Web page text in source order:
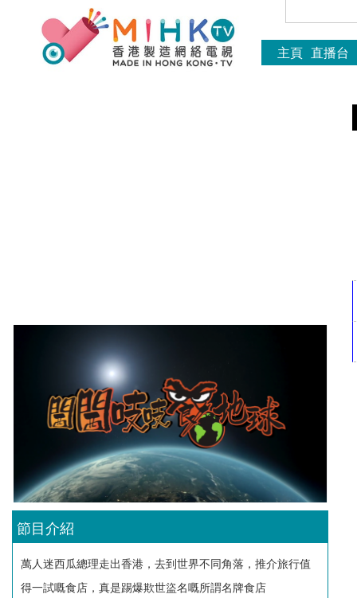
主頁 直播台
節目介紹
萬人迷西瓜總理走出香港，去到世界不同角落，推介旅行值
得一試嘅食店，真是踢爆欺世盜名嘅所謂名牌食店